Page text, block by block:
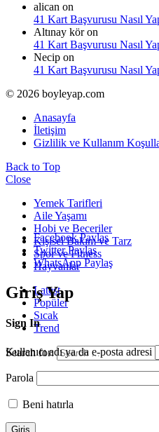
alican on
41 Kart Başvurusu Nasıl
Altınay köron
41 Kart Başvurusu Nasıl
Necip on
41 Kart Başvurusu Nasıl
© 2026 boyleyap.com
Anasayfa
İletişim
Gizlilik ve Kullanım
Back to Top
Close
Yemek Tarifleri
Aile Yaşamı
Hobi ve Beceriler
Kişisel Bakım ve Tarz
Spor ve Fitness
Hayvanlar
Latest
Popüler
Sıcak
Trend
Search for:
Facebook Paylaş
Twitter Paylaş
WhatsApp Paylaş
Giriş Yap
Sign In
Kullanıcı adı ya da e-posta adresi
Parola
Beni hatırla